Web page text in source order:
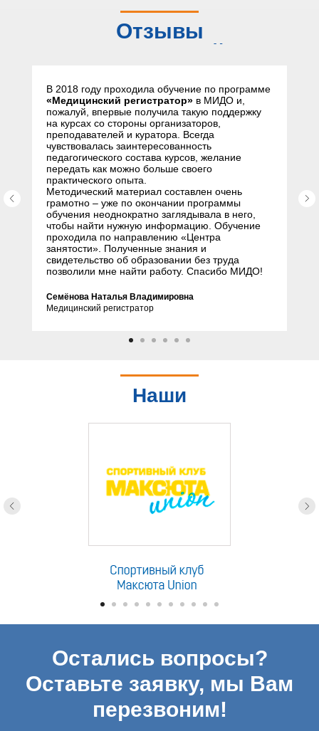
Отзывы
слушателей
В 2018 году проходила обучение по программе
«Медицинский регистратор» в МИДО и,
пожалуй, впервые получила такую поддержку
на курсах со стороны организаторов,
преподавателей и куратора. Всегда
чувствовалась заинтересованность
педагогического состава курсов, желание
передать как можно больше своего
практического опыта.
Методический материал составлен очень
грамотно – уже по окончании программы
обучения неоднократно заглядывала в него,
чтобы найти нужную информацию. Обучение
проходила по направлению «Центра
занятости». Полученные знания и
свидетельство об образовании без труда
позволили мне найти работу. Спасибо МИДО!
Семёнова Наталья Владимировна
Медицинский регистратор
Наши
Остались вопросы?
Оставьте заявку, мы Вам
перезвоним!